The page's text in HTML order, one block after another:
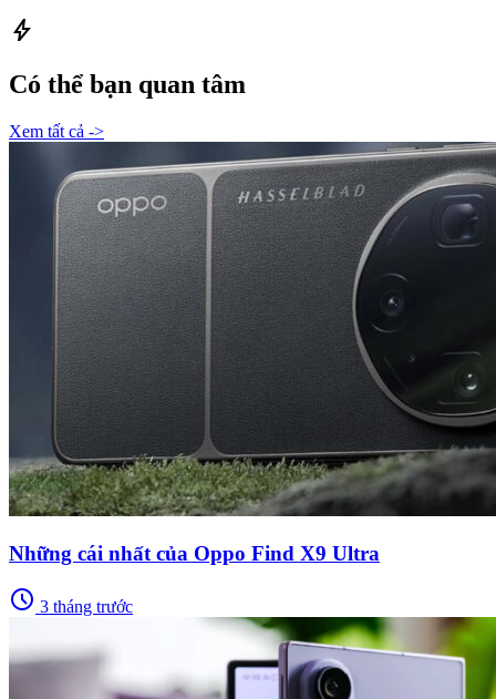
bolt
Có thể bạn quan tâm
Xem tất cả ->
Những cái nhất của Oppo Find X9 Ultra
schedule 3 tháng trước